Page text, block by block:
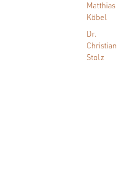
Matthias
Köbel
Dr.
Christian
Stolz